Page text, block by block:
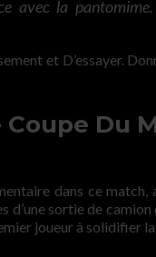
avec la
et D’essayer.
Du
dans ce
sortie de
joueur à solidifier la